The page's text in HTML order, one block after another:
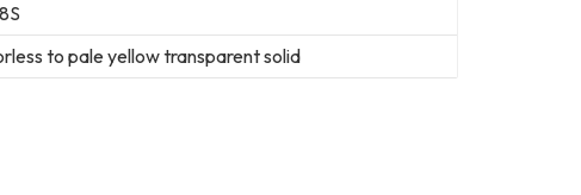
to pale yellow transparent solid